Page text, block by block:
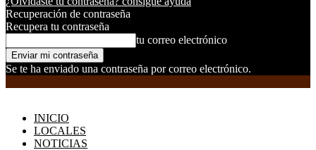
Recuperación de contraseña
Recupera tu contraseña
tu correo electrónico
Se te ha enviado una contraseña por correo electrónico.
INICIO
LOCALES
NOTICIAS